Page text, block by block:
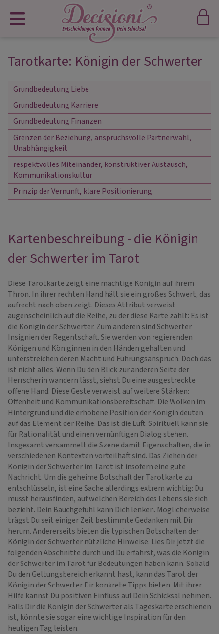
Tarotkarte: Königin der Schwerter
Grundbedeutung Liebe
Grundbedeutung Karriere
Grundbedeutung Finanzen
Grenzen der Beziehung, anspruchsvolle Partnerwahl,
Unabhängigkeit
respektvolles Miteinander, konstruktiver Austausch,
Kommunikationskultur
Prinzip der Vernunft, klare Positionierung
Kartenbeschreibung - die Königin
der Schwerter im Tarot
Diese Tarotkarte zeigt eine mächtige Königin auf ihrem
Thron. In ihrer rechten Hand hält sie ein großes Schwert, das
aufrecht nach oben zeigt. Dieses Attribut verweist
augenscheinlich auf die Reihe, zu der diese Karte zählt: Es ist
die Königin der Schwerter. Zum anderen sind Schwerter
Insignien der Regentschaft. Sie werden von regierenden
Königen und Königinnen in den Händen gehalten und
unterstreichen deren Macht und Führungsanspruch. Doch das
ist nicht alles. Wenn Du den Blick zur anderen Seite der
Herrscherin wandern lässt, siehst Du eine ausgestreckte
offene Hand. Diese Geste verweist auf weitere Stärken:
Offenheit und Kommunikationsbereitschaft. Die Wolken im
Hintergrund und die erhobene Position der Königin deuten
auf das Element der Reihe. Das ist die Luft. Spirituell kann sie
für Rationalität und einen vernünftigen Dialog stehen.
Insgesamt versammelt die Szene damit Eigenschaften, die in
verschiedenen Kontexten vorteilhaft sind. Das Ziehen der
Königin der Schwerter im Tarot ist insofern eine gute
Nachricht. Um die geheime Botschaft der Tarotkarte zu
entschlüsseln, ist eine Sache allerdings extrem wichtig: Du
musst herausfinden, auf welchen Bereich des Lebens sie sich
bezieht. Dein Bauchgefühl kann Dich lenken. Möglicherweise
trägst Du seit einiger Zeit bestimmte Gedanken mit Dir
herum. Andererseits bieten die typischen Botschaften der
Königin der Schwerter nützliche Hinweise. Lies Dir jetzt die
folgenden Abschnitte durch und Du erfährst, was die Königin
der Schwerter im Tarot für Bedeutungen haben kann. Sobald
Du den Geltungsbereich erkannt hast, kann das Tarot der
Königin der Schwerter Dir konkrete Tipps bieten. Mit ihrer
Hilfe kannst Du positiven Einfluss auf Dein Schicksal nehmen.
Falls Dir die Königin der Schwerter als Tageskarte erschienen
ist, könnte sie sogar eine wichtige Inspiration für den
heutigen Tag leisten.